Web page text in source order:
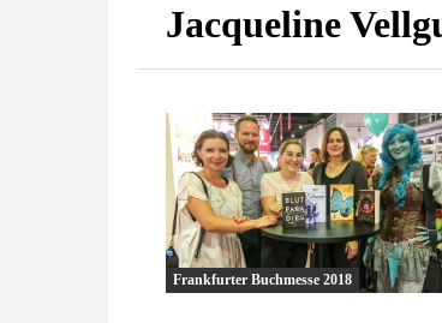
Jacqueline
Frankfurter Buchmesse 2018